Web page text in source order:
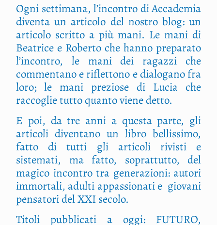
Ogni settimana, l’incontro di Accademia
diventa un articolo del nostro blog: un
articolo scritto a più mani. Le mani di
Beatrice e Roberto che hanno preparato
l’incontro, le mani dei ragazzi che
commentano e riflettono e dialogano fra
loro; le mani preziose di Lucia che
raccoglie tutto quanto viene detto.
E poi, da tre anni a questa parte, gli
articoli diventano un libro bellissimo,
fatto di tutti gli articoli rivisti e
sistemati, ma fatto, soprattutto, del
magico incontro tra generazioni: autori
immortali, adulti appassionati e giovani
pensatori del XXI secolo.
Titoli pubblicati a oggi: FUTURO,